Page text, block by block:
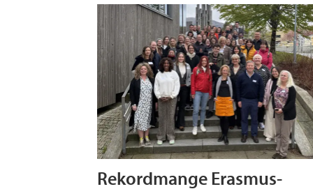
Rekordmange Erasmus-